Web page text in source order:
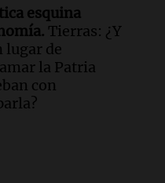
en Rosario contra
debatida en
la polémica
esquina
Tierras: ¿Y
lugar de
la Patria
con